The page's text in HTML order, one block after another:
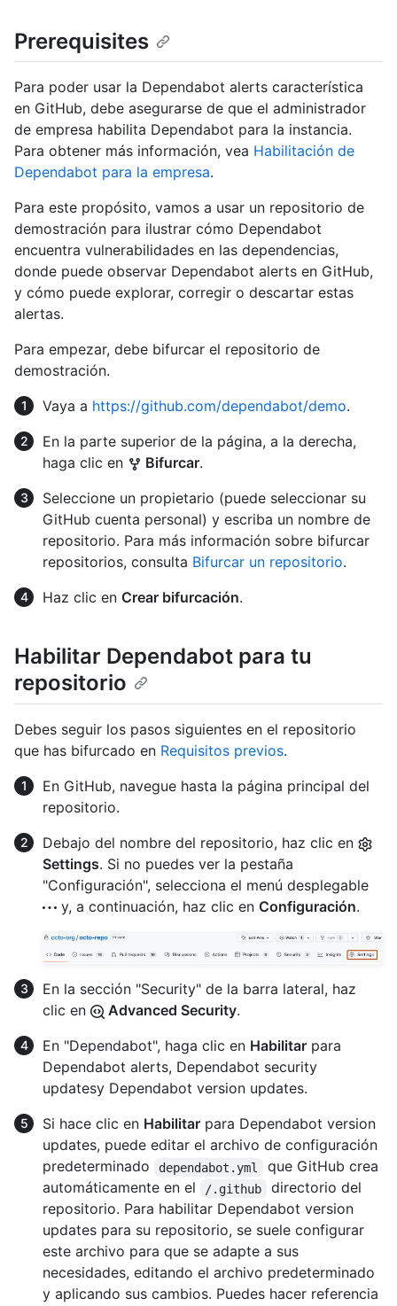
Prerequisites
Para poder usar la Dependabot alerts característica
en GitHub, debe asegurarse de que el administrador
de empresa habilita Dependabot para la instancia.
Para obtener más información, vea Habilitación de
Dependabot para la empresa.
Para este propósito, vamos a usar un repositorio de
demostración para ilustrar cómo Dependabot
encuentra vulnerabilidades en las dependencias,
donde puede observar Dependabot alerts en GitHub,
y cómo puede explorar, corregir o descartar estas
alertas.
Para empezar, debe bifurcar el repositorio de
demostración.
Vaya a https://github.com/dependabot/demo.
En la parte superior de la página, a la derecha,
haga clic en
Bifurcar.
Seleccione un propietario (puede seleccionar su
GitHub cuenta personal) y escriba un nombre de
repositorio. Para más información sobre bifurcar
repositorios, consulta Bifurcar un repositorio.
Haz clic en Crear bifurcación.
Habilitar Dependabot para tu
repositorio
Debes seguir los pasos siguientes en el repositorio
que has bifurcado en Requisitos previos.
En GitHub, navegue hasta la página principal del
repositorio.
Debajo del nombre del repositorio, haz clic en
Settings. Si no puedes ver la pestaña
"Configuración", selecciona el menú desplegable
y, a continuación, haz clic en Configuración.
En la sección "Security" de la barra lateral, haz
clic en
Advanced Security.
En "Dependabot", haga clic en Habilitar para
Dependabot alerts, Dependabot security
updatesy Dependabot version updates.
Si hace clic en Habilitar para Dependabot version
updates, puede editar el archivo de configuración
predeterminado
dependabot.yml
que GitHub crea
automáticamente en el
/.github
directorio del
repositorio. Para habilitar Dependabot version
updates para su repositorio, se suele configurar
este archivo para que se adapte a sus
necesidades, editando el archivo predeterminado
y aplicando sus cambios. Puedes hacer referencia